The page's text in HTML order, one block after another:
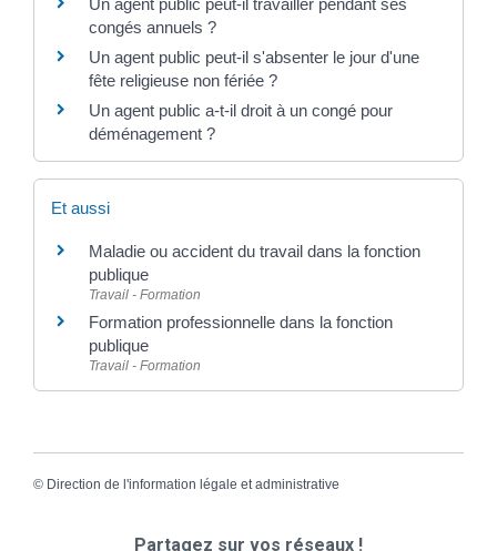
congés annuels ?
Un agent public peut-il s'absenter le jour d'une
fête religieuse non fériée ?
Un agent public a-t-il droit à un congé pour
déménagement ?
Et aussi
Maladie ou accident du travail dans la fonction
publique
Travail - Formation
Formation professionnelle dans la fonction
publique
Travail - Formation
© Direction de l'information légale et administrative
Partagez sur vos réseaux !